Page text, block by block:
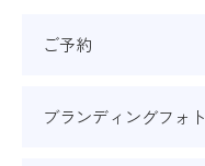
ご予約
ブランディングフォト